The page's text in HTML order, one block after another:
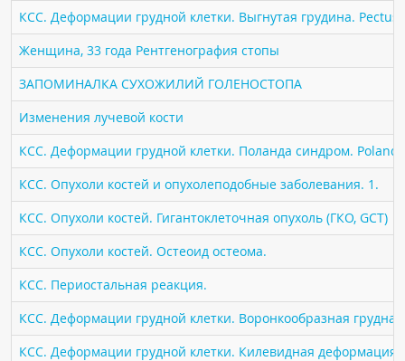
ПАЦИЕНТАМ
Где пройти обследование
Компьютерная томография (КТ)
Магнитно-резонансная томография (МРТ)
Спросить врача
ПОМОЩЬ
КСС. Деформации грудной клетки. Выгнутая грудина. Pectus
Женщина, 33 года Рентгенография стопы
ЗАПОМИНАЛКА СУХОЖИЛИЙ ГОЛЕНОСТОПА
Изменения лучевой кости
КСС. Деформации грудной клетки. Поланда синдром. Poland
КСС. Опухоли костей и опухолеподобные заболевания. 1.
КСС. Опухоли костей. Гигантоклеточная опухоль (ГКО, GCT)
КСС. Опухоли костей. Остеоид остеома.
КСС. Периостальная реакция.
КСС. Деформации грудной клетки. Воронкообразная
КСС. Деформации грудной клетки. Килевидная деформация